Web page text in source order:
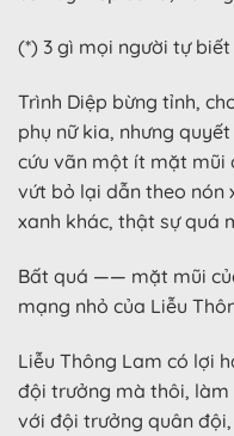
(*) 3 gì mọi người tự biết
Trình Diệp bừng tỉnh,
phụ nữ kia, nhưng
cứu vãn một ít mặt mũi
vứt bỏ lại dẫn theo nón
xanh khác, thật sự quá
Bất quá —— mặt mũi
mạng nhỏ của Liễu
Liễu Thông Lam có lợi
đội trưởng mà thôi, làm
với đội trưởng quân